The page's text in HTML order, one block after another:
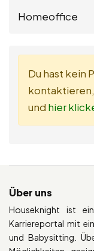
Homeoffice
Du hast kein
und hier
Über uns
Houseknight ist
Karriereportal mit
und Babysitting.